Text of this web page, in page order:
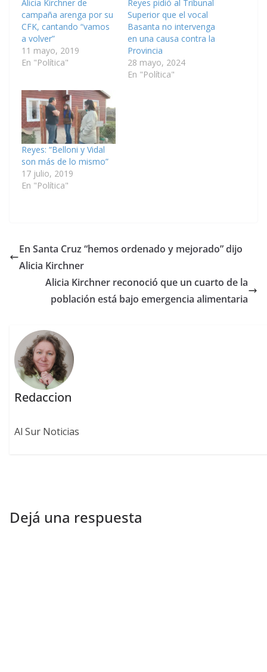
Alicia Kirchner de
campaña arenga por su
CFK, cantando “vamos
a volver”
11 mayo, 2019
En "Política"
Reyes pidió al Tribunal
Superior que el vocal
Basanta no intervenga
en una causa contra la
Provincia
28 mayo, 2024
En "Política"
Reyes: “Belloni y Vidal
son más de lo mismo”
17 julio, 2019
En "Política"
En Santa Cruz “hemos ordenado y mejorado” dijo
Alicia Kirchner
Alicia Kirchner reconoció que un cuarto de la
población está bajo emergencia alimentaria
Redaccion
Al Sur Noticias
Dejá una respuesta